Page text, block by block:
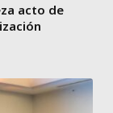
acto de